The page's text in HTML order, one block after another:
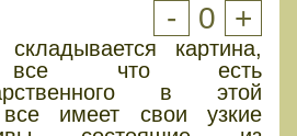
- 0 +
картина,
что есть
в этой
имеет свои узкие